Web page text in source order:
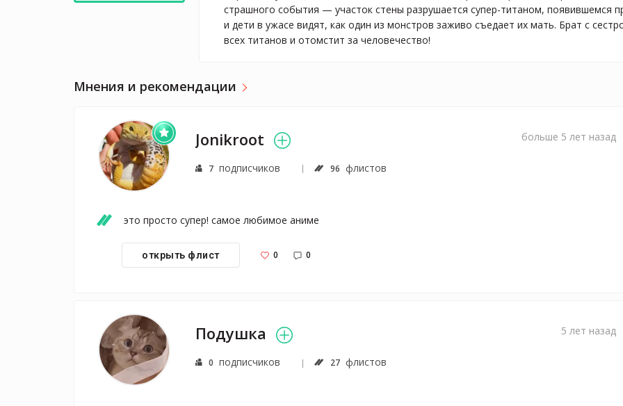
страшного события — участок стены разрушается супер-титаном, появившемся
и дети в ужасе видят, как один из монстров заживо съедает их мать. Брат с
всех титанов и отомстит за человечество!
Мнения и рекомендации
Jonikroot
7 подписчиков 96 флистов
больше 5 лет назад
это просто супер! самое любимое аниме
открыть флист 0 0
Подушка
0 подписчиков 27 флистов
5 лет назад